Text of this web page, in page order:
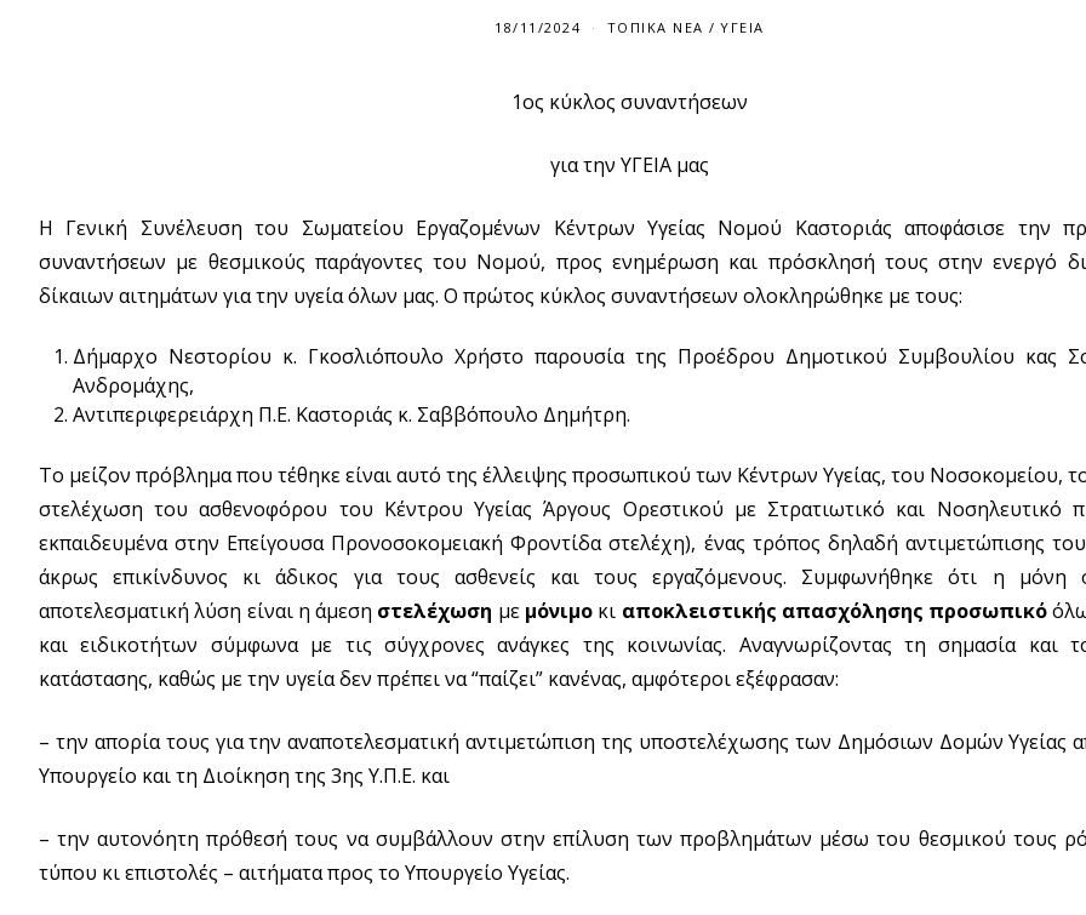
18/11/2024 ΤΟΠΙΚΆ ΝΈΑ / ΥΓΕΊΑ
1ος κύκλος συναντήσεων
για την ΥΓΕΙΑ μας
Η Γενική Συνέλευση του Σωματείου Εργαζομένων Κέντρων Υγείας Νομού Καστοριάς αποφάσισε την
συναντήσεων με θεσμικούς παράγοντες του Νομού, προς ενημέρωση και πρόσκλησή τους στην ενεργό
δίκαιων αιτημάτων για την υγεία όλων μας. Ο πρώτος κύκλος συναντήσεων ολοκληρώθηκε με τους:
Δήμαρχο Νεστορίου κ. Γκοσλιόπουλο Χρήστο παρουσία της Προέδρου Δημοτικού Συμβουλίου κας
Ανδρομάχης,
Αντιπεριφερειάρχη Π.Ε. Καστοριάς κ. Σαββόπουλο Δημήτρη.
Το μείζον πρόβλημα που τέθηκε είναι αυτό της έλλειψης προσωπικού των Κέντρων Υγείας, του Νοσοκομείου,
στελέχωση του ασθενοφόρου του Κέντρου Υγείας Άργους Ορεστικού με Στρατιωτικό και Νοσηλευτικό
εκπαιδευμένα στην Επείγουσα Προνοσοκομειακή Φροντίδα στελέχη), ένας τρόπος δηλαδή αντιμετώπισης
άκρως επικίνδυνος κι άδικος για τους ασθενείς και τους εργαζόμενους. Συμφωνήθηκε ότι η μόνη
αποτελεσματική λύση είναι η άμεση στελέχωση με μόνιμο κι αποκλειστικής απασχόλησης προσωπικό
και ειδικοτήτων σύμφωνα με τις σύγχρονες ανάγκες της κοινωνίας. Αναγνωρίζοντας τη σημασία και
κατάστασης, καθώς με την υγεία δεν πρέπει να “παίζει” κανένας, αμφότεροι εξέφρασαν:
– την απορία τους για την αναποτελεσματική αντιμετώπιση της υποστελέχωσης των Δημόσιων Δομών Υγείας
Υπουργείο και τη Διοίκηση της 3ης Υ.Π.Ε. και
– την αυτονόητη πρόθεσή τους να συμβάλλουν στην επίλυση των προβλημάτων μέσω του θεσμικού τους
τύπου κι επιστολές – αιτήματα προς το Υπουργείο Υγείας.